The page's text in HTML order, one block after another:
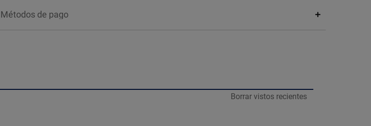
Uso en tráfico residencial en interior.
Caja con 1.08 m2.
mantenimiento constante de la madera real. Gracias a su versatilidad, este piso es ideal tanto para
interiores como exteriores, garantizando un ambiente acogedor y sofisticado que soporta el tráfico
Métodos de pago
Borrar vistos recientes